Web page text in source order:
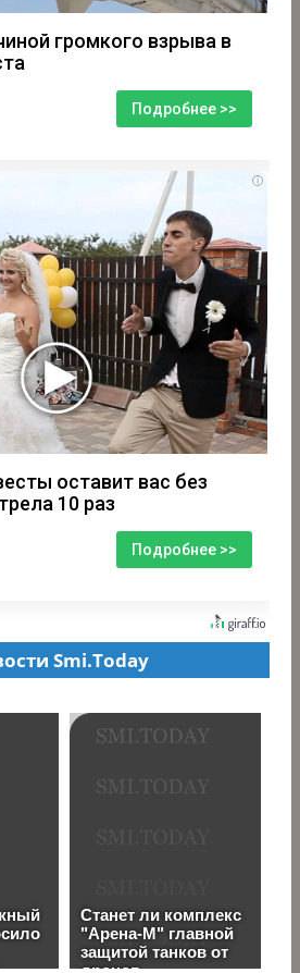
громкого взрыва в
Подробнее >>
i
оставит вас без
10 раз
Подробнее >>